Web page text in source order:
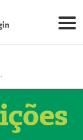
(51004346-0)